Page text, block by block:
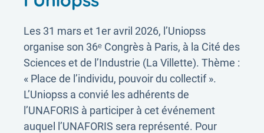
Les 31 mars et 1er avril 2026, l’Uniopss
organise son 36ᵉ Congrès à Paris, à la Cité des
Sciences et de l’Industrie (La Villette). Thème :
« Place de l’individu, pouvoir du collectif ».
L’Uniopss a convié les adhérents de
l’UNAFORIS à participer à cet événement
auquel l’UNAFORIS sera représenté. Pour